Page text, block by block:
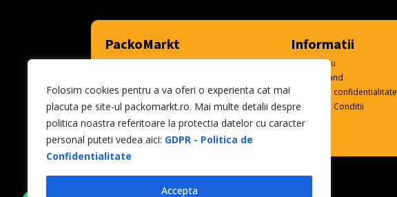
Folosim cookies pentru a va oferi o experienta cat mai
placuta pe site-ul packomarkt.ro. Mai multe detalii despre
politica noastra referitoare la protectia datelor cu caracter
personal puteti vedea aici: GDPR - Politica de
Confidentialitate
Accepta
PackoMarkt
Acasa
Despre noi
Contact
Informatii
Contul meu
Cum comand
Politica de confidentialitate
Termeni si Conditii